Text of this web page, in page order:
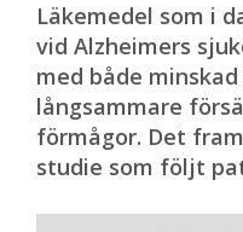
Läkemedel som i
vid Alzheimers
med både
långsammare
förmågor. Det
studie som följt